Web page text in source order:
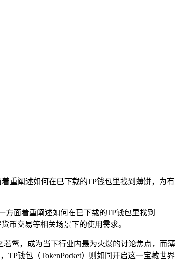
重阐述如何在已下载的TP钱包里找到薄饼，为有
面着重阐述如何在已下载的TP钱包里找到
币交易等相关场景下的使用需求。
鹜，成为当下行业内最为火爆的讨论焦点，而薄
钱包（TokenPocket）则如同开启这一宝藏世界